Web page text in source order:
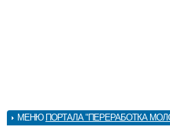
МЕНЮ ПОРТАЛА "ПЕРЕРАБОТКА